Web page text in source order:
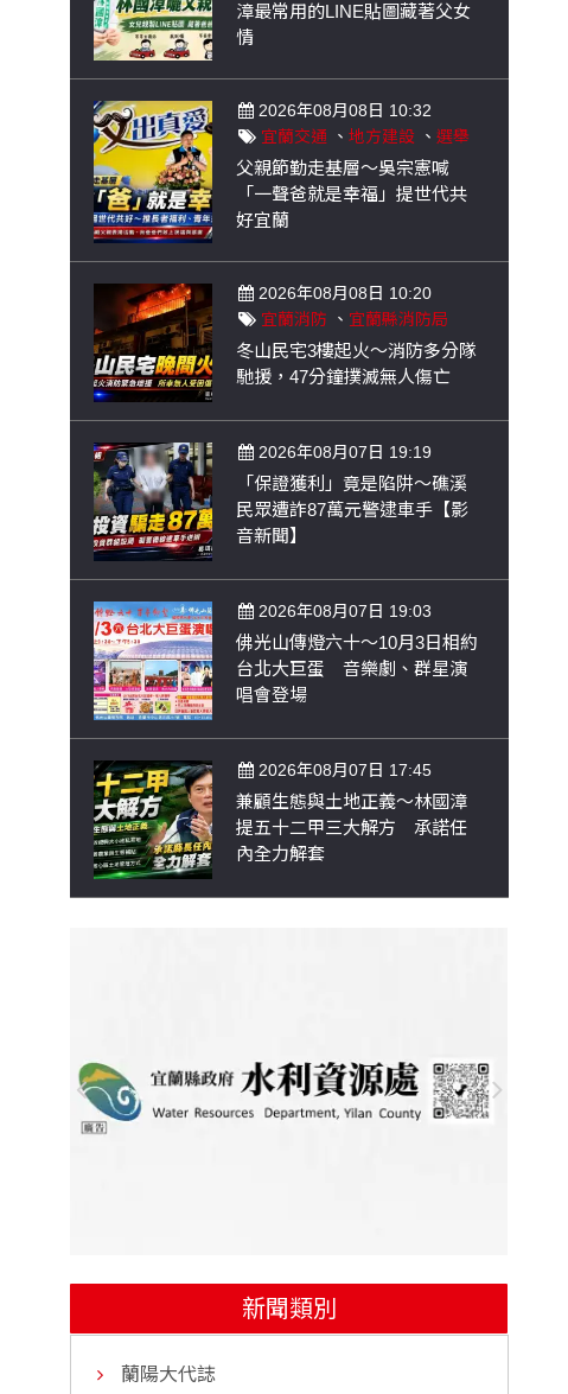
漳最常用的LINE貼圖藏著父女
情
2026年08月08日 10:32
宜蘭交通 、地方建設 、選舉
父親節勤走基層～吳宗憲喊
「一聲爸就是幸福」提世代共
好宜蘭
2026年08月08日 10:20
宜蘭消防 、 宜蘭縣消防局
冬山民宅3樓起火～消防多分隊
馳援，47分鐘撲滅無人傷亡
2026年08月07日 19:19
「保證獲利」竟是陷阱～礁溪
民眾遭詐87萬元警逮車手【影
音新聞】
2026年08月07日 19:03
佛光山傳燈六十～10月3日相約
台北大巨蛋 音樂劇、群星演
唱會登場
2026年08月07日 17:45
兼顧生態與土地正義～林國漳
提五十二甲三大解方 承諾任
內全力解套
新聞類別
蘭陽大代誌